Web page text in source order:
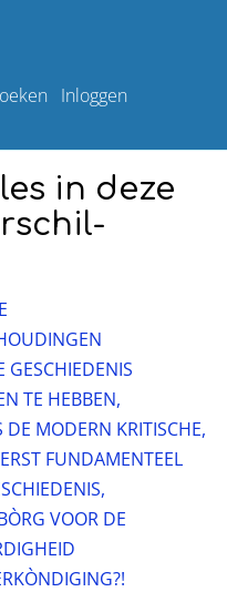
Inloggen
in deze
GESCHIEDENIS
TE HEBBEN,
MODERN KRITISCHE,
FUNDAMENTEEL
VOOR DE